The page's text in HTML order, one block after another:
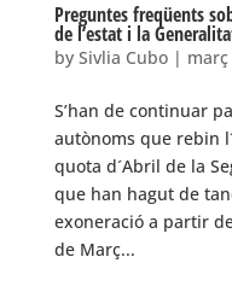
Preguntes freqüents
de l’estat i la
by Sivlia Cubo| març
S’han de continuar
autònoms que rebin
quota d´Abril de la
que han hagut de
exoneració a partir
de Març...